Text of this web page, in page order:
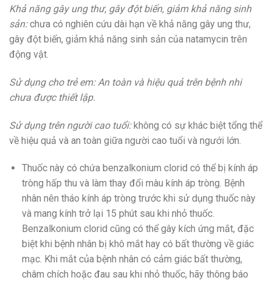
Khả năng gây ung thư, gây đột biến, giảm khả năng sinh
sản:chưa có nghiên cứu dài hạn về khả năng gây ung thư,
gây đột biến, giảm khả năng sinh sản của natamycin trên
động vật.
Sử dụng cho trẻ em: An toàn và hiệu quả trên bệnh nhi
chưa được thiết lập.
Sử dụng trên người cao tuổi:không có sự khác biệt tổng thể
về hiệu quả và an toàn giữa người cao tuổi và ngưới lớn.
Thuốc này có chứa benzalkonium clorid có thể bị kính áp
tròng hấp thu và làm thay đổi màu kính áp tròng. Bệnh
nhân nên tháo kính áp tròng trước khi sử dụng thuốc này
và mang kính trở lại 15 phút sau khi nhỏ thuốc.
Benzalkonium clorid cũng có thể gây kích ứng mắt, đặc
biệt khi bệnh nhân bị khô mắt hay có bất thường về giác
mạc. Khi mắt của bệnh nhân có cảm giác bất thường,
châm chích hoặc đau sau khi nhỏ thuốc, hãy thông báo